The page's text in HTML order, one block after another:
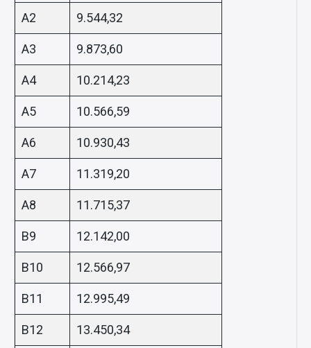
A2 9.544,32
A3 9.873,60
A4 10.214,23
A5 10.566,59
A6 10.930,43
A7 11.319,20
A8 11.715,37
B9 12.142,00
B10 12.566,97
B11 12.995,49
B12 13.450,34